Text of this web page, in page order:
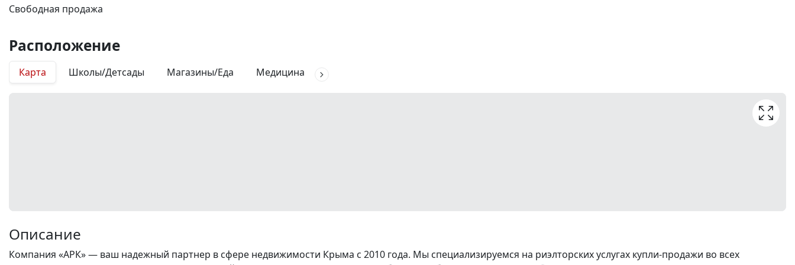
Свободная продажа
Расположение
Карта Школы/Детсады Магазины/Еда Медицина
Описание
Компания «АРК» — ваш надежный партнер в сфере недвижимости Крыма с 2010 года. Мы специализируемся на риэлторских услугах купли-продажи во всех